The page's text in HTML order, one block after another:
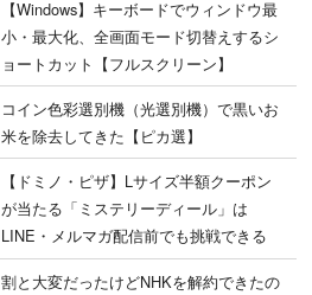
【Windows】キーボードでウィンドウ最
小・最大化、全画面モード切替えするシ
ョートカット【フルスクリーン】
コイン色彩選別機（光選別機）で黒いお
米を除去してきた【ピカ選】
【ドミノ・ピザ】Lサイズ半額クーポン
が当たる「ミステリーディール」は
LINE・メルマガ配信前でも挑戦できる
割と大変だったけどNHKを解約できたの